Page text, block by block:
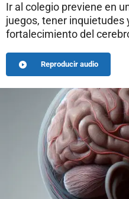
Ir al colegio previene en
juegos, tener inquietudes
fortalecimiento del
Reproducir audio